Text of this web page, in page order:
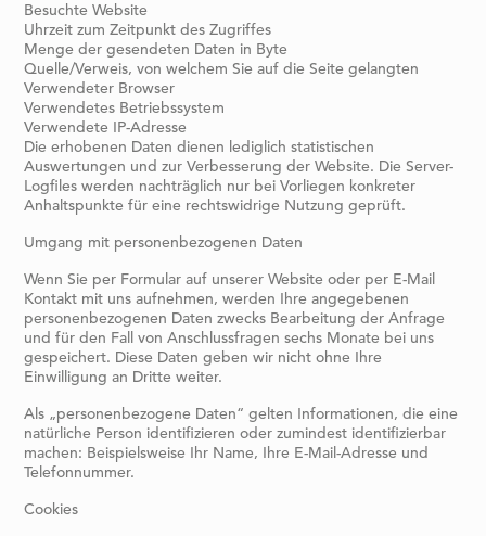
Besuchte Website
Uhrzeit zum Zeitpunkt des Zugriffes
Menge der gesendeten Daten in Byte
Quelle/Verweis, von welchem Sie auf die Seite gelangten
Verwendeter Browser
Verwendetes Betriebssystem
Verwendete IP-Adresse
Die erhobenen Daten dienen lediglich statistischen
Auswertungen und zur Verbesserung der Website. Die Server-
Logfiles werden nachträglich nur bei Vorliegen konkreter
Anhaltspunkte für eine rechtswidrige Nutzung geprüft.
Umgang mit personenbezogenen Daten
Wenn Sie per Formular auf unserer Website oder per E-Mail
Kontakt mit uns aufnehmen, werden Ihre angegebenen
personenbezogenen Daten zwecks Bearbeitung der Anfrage
und für den Fall von Anschlussfragen sechs Monate bei uns
gespeichert. Diese Daten geben wir nicht ohne Ihre
Einwilligung an Dritte weiter.
Als „personenbezogene Daten“ gelten Informationen, die eine
natürliche Person identifizieren oder zumindest identifizierbar
machen: Beispielsweise Ihr Name, Ihre E-Mail-Adresse und
Telefonnummer.
Cookies